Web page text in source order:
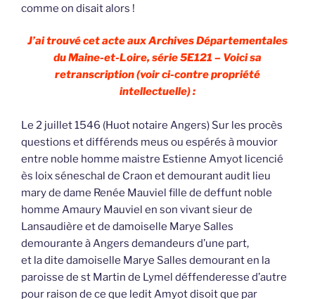
comme on disait alors !
J’ai trouvé cet acte aux Archives Départementales
du Maine-et-Loire, série 5E121 – Voici sa
retranscription (voir ci-contre propriété
intellectuelle) :
Le 2 juillet 1546 (Huot notaire Angers) Sur les procès
questions et différends meus ou espérés à mouvior
entre noble homme maistre Estienne Amyot licencié
ès loix séneschal de Craon et demourant audit lieu
mary de dame Renée Mauviel fille de deffunt noble
homme Amaury Mauviel en son vivant sieur de
Lansaudière et de damoiselle Marye Salles
demourante à Angers demandeurs d’une part,
et la dite damoiselle Marye Salles demourant en la
paroisse de st Martin de Lymel déffenderesse d’autre
pour raison de ce que ledit Amyot disoit que par